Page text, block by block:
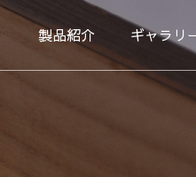
製品紹介 ギャラリ